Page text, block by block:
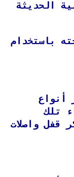
الحديثة
باستخدام
أنواع
تلك
قفل واصلات